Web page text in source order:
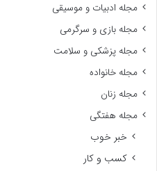
مجله ادبیات و موسیقی
مجله بازی و سرگرمی
مجله پزشکی و سلامت
مجله خانواده
مجله زنان
مجله هفتگی
خبر خوب
کسب و کار